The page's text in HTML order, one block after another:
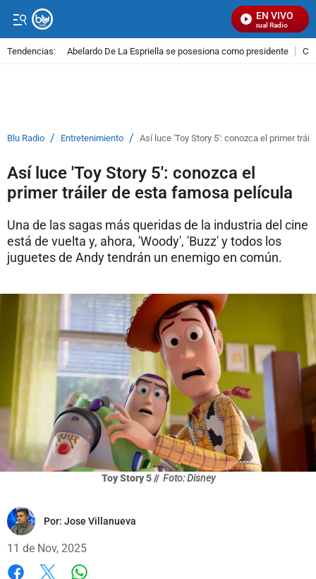
EN VIVO
Señal Visual Radio
Tendencias: Abelardo De La Espriella se posesiona como presidente
Blu Radio / Entretenimiento / Así luce 'Toy Story 5': conozca el primer
Así luce 'Toy Story 5': conozca el
primer tráiler de esta famosa película
Una de las sagas más queridas de la industria del cine
está de vuelta y, ahora, 'Woody', 'Buzz' y todos los
juguetes de Andy tendrán un enemigo en común.
Toy Story 5 // Foto: Disney
Por: Jose Villanueva
11 de Nov, 2025